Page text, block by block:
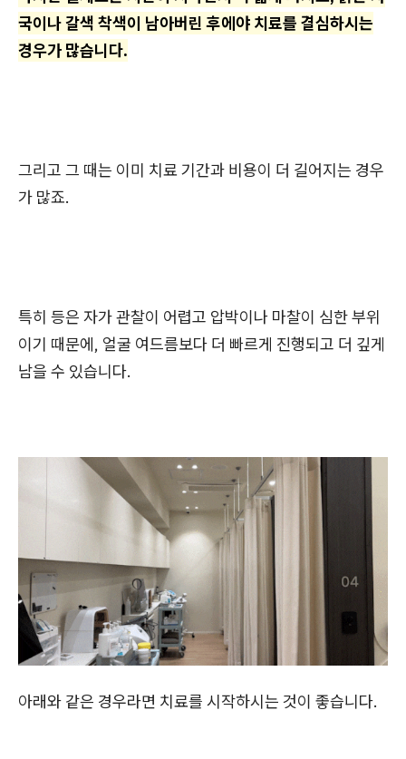
국이나 갈색 착색이 남아버린 후에야 치료를 결심하시는
경우가 많습니다.
그리고 그 때는 이미 치료 기간과 비용이 더 길어지는 경우
가 많죠.
특히 등은 자가 관찰이 어렵고 압박이나 마찰이 심한 부위
이기 때문에, 얼굴 여드름보다 더 빠르게 진행되고 더 깊게
남을 수 있습니다.
아래와 같은 경우라면 치료를 시작하시는 것이 좋습니다.